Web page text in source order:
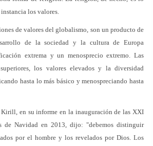
los valores.
de valores del globalismo, son un producto de
de la sociedad y la cultura de Europa
extrema y un menosprecio extremo. Las
los valores elevados y la diversidad
hasta lo más básico y menospreciando hasta
Kirill, en su informe en la inauguración de las XXI
de Navidad en 2013, dijo: "debemos distinguir
por el hombre y los revelados por Dios. Los